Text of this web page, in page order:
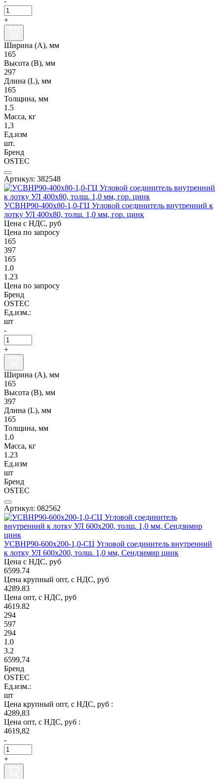
+
Ширина (А), мм
165
Высота (В), мм
297
Длина (L), мм
165
Толщина, мм
1.5
Масса, кг
1,3
Ед.изм
шт.
Бренд
OSTEC
Артикул: 382548
УСВНР90-400х80-1,0-ГЦ Угловой соединитель внутренний к
лотку УЛ 400х80, толщ. 1,0 мм, гор. цинк
Цена с НДС, руб
Цена по запросу
165
397
165
1.0
1.23
Цена по запросу
Бренд
OSTEC
Ед.изм.:
шт
-
+
Ширина (А), мм
165
Высота (В), мм
397
Длина (L), мм
165
Толщина, мм
1.0
Масса, кг
1.23
Ед.изм
шт
Бренд
OSTEC
Артикул: 082562
УСВНР90-600х200-1,0-СЦ Угловой соединитель внутренний
к лотку УЛ 600х200, толщ. 1,0 мм, Сендзимир цинк
Цена с НДС, руб
6599.74
Цена крупный опт, с НДС, руб
4289.83
Цена опт, с НДС, руб
4619.82
294
597
294
1.0
3.2
6599,74
Бренд
OSTEC
Ед.изм.:
шт
Цена крупный опт, с НДС, руб :
4289,83
Цена опт, с НДС, руб :
4619,82
-
+